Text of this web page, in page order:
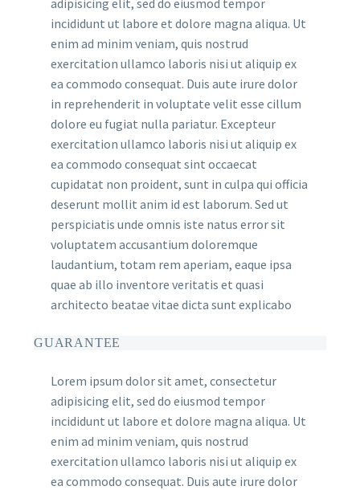
incididunt ut labore et dolore magna aliqua. Ut
enim ad minim veniam, quis nostrud
exercitation ullamco laboris nisi ut aliquip ex
ea commodo consequat. Duis aute irure dolor
in reprehenderit in voluptate velit esse cillum
dolore eu fugiat nulla pariatur. Excepteur
exercitation ullamco laboris nisi ut aliquip ex
ea commodo consequat sint occaecat
cupidatat non proident, sunt in culpa qui officia
deserunt mollit anim id est laborum. Sed ut
perspiciatis unde omnis iste natus error sit
voluptatem accusantium doloremque
laudantium, totam rem aperiam, eaque ipsa
quae ab illo inventore veritatis et quasi
architecto beatae vitae dicta sunt explicabo
GUARANTEE
Lorem ipsum dolor sit amet, consectetur
adipisicing elit, sed do eiusmod tempor
incididunt ut labore et dolore magna aliqua. Ut
enim ad minim veniam, quis nostrud
exercitation ullamco laboris nisi ut aliquip ex
ea commodo consequat. Duis aute irure dolor